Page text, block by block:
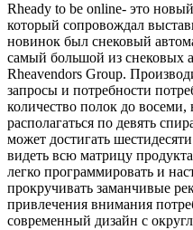
Rheady to be online- это
который сопровождал
новинок был снековый
самый большой из снековых
Rheavendors Group.
запросы и потребности
количество полок до
располагаться по девять
может достигать
видеть всю матрицу
легко программировать и
прокручивать заманчивые
привлечения внимания
современный дизайн с